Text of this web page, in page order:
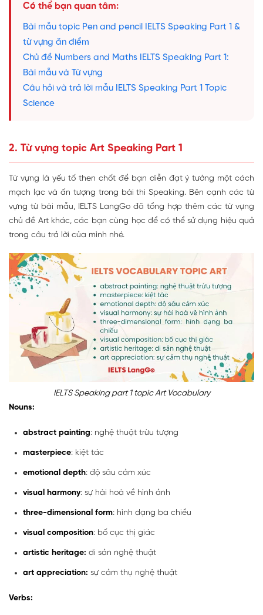
Có thể bạn quan tâm:
Bài mẫu topic Pen and pencil IELTS Speaking Part 1 &
từ vựng ăn điểm
Chủ đề Numbers and Maths IELTS Speaking Part 1:
Bài mẫu và Từ vựng
Câu hỏi và trả lời mẫu IELTS Speaking Part 1 Topic
Science
2. Từ vựng topic Art Speaking Part 1
Từ vựng là yếu tố then chốt để bạn diễn đạt ý tưởng một cách
mạch lạc và ấn tượng trong bài thi Speaking. Bên cạnh các từ
vựng từ bài mẫu, IELTS LangGo đã tổng hợp thêm các từ vựng
chủ đề Art khác, các bạn cùng học để có thể sử dụng hiệu quả
trong câu trả lời của mình nhé.
IELTS Speaking part 1 topic Art Vocabulary
Nouns:
abstract painting: nghệ thuật trừu tượng
masterpiece: kiệt tác
emotional depth: độ sâu cảm xúc
visual harmony: sự hài hoà về hình ảnh
three-dimensional form: hình dạng ba chiều
visual composition: bố cục thị giác
artistic heritage: di sản nghệ thuật
art appreciation: sự cảm thụ nghệ thuật
Verbs: